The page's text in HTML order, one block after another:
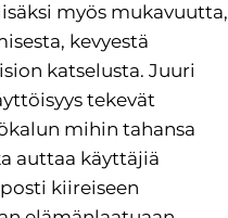
myös mukavuutta,
kevyestä
katselusta. Juuri
tekevät
mihin tahansa
auttaa käyttäjiä
kiireiseen